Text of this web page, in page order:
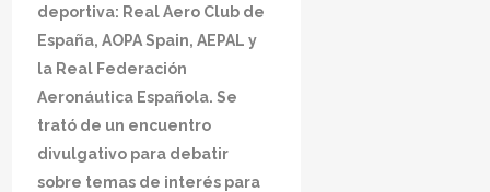
deportiva: Real Aero Club de
España, AOPA Spain, AEPAL y
la Real Federación
Aeronáutica Española. Se
trató de un encuentro
divulgativo para debatir
sobre temas de interés para